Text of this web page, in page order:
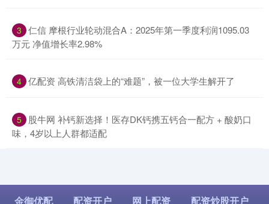
3 ​仁信 摩根行业轮动混合A：2025年第一季度利润1095.03
万元 净值增长率2.98%
4 ​亿配资 高铁清洁袋上的“难题”，被一位大学生解开了
5 ​股牛网 补钙新选择！医存DK钙携五钙合一配方 + 酸奶口
味，4岁以上人群都适配
金御优配 配资开户 网上配资 配资炒股开户